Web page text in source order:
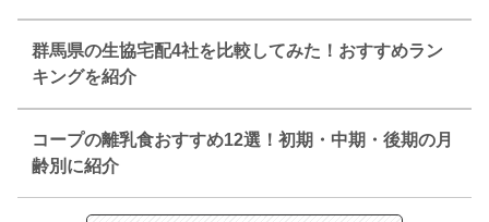
群馬県の生協宅配4社を比較してみた！おすすめラン
キングを紹介
コープの離乳食おすすめ12選！初期・中期・後期の月
齢別に紹介